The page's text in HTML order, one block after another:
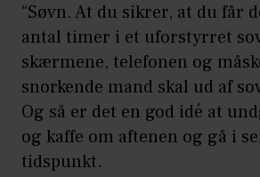
“Søvn. At du sikrer, at du får
antal timer i et uforstyrret
skærmene, telefonen og
snorkende mand skal ud af
Og så er det en god idé at
og kaffe om aftenen og gå i
tidspunkt.